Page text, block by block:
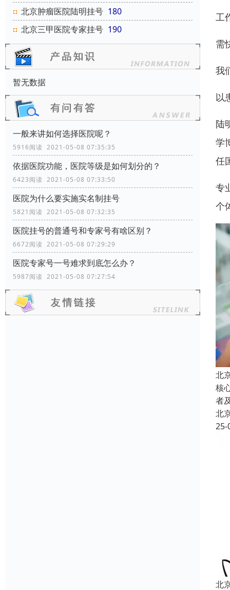
北京肿瘤医院陆明挂号 180
北京三甲医院专家挂号 190
暂无数据
一般来讲如何选择医院呢？
5916阅读 2021-05-08 07:35:35
依据医院功能，医院等级是如何划分的？
6423阅读 2021-05-08 07:33:50
医院为什么要实施实名制挂号
5821阅读 2021-05-08 07:32:35
医院挂号的普通号和专家号有啥区别？
6672阅读 2021-05-08 07:29:29
医院专家号一号难求到底怎么办？
5987阅读 2021-05-08 07:27:54
工
需
我
以
陆
学
任
专
个
北
核
者
北
25-
北